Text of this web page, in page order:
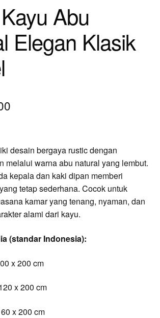
Abu
Elegan Klasik
desain bergaya rustic dengan
melalui warna abu natural yang lembut.
kepala dan kaki dipan memberi
tetap sederhana. Cocok untuk
kamar yang tenang, nyaman, dan
alami dari kayu.
(standar Indonesia):
x 200 cm
x 200 cm
x 200 cm